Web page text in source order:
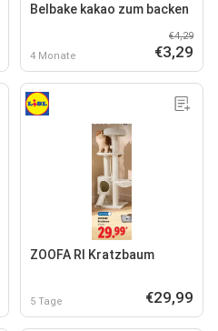
Belbake kakao zum backen
4 Monate
€4,29
€3,29
ZOOFA RI Kratzbaum
5 Tage €29,99